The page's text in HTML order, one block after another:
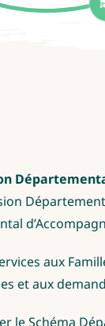
aux
et aux
le Schéma